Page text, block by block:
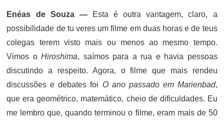
Enéas de Souza —Esta é outra vantagem, claro, a
possibilidade de tu veres um filme em duas horas e de teus
colegas terem visto mais ou menos ao mesmo tempo.
Vimos oHiroshima, saímos para a rua e havia pessoas
discutindo a respeito. Agora, o filme que mais rendeu
discussões e debates foi O ano passado em Marienbad,
que era geométrico, matemático, cheio de dificuldades. Eu
me lembro que, quando terminou o filme, eram mais de 50